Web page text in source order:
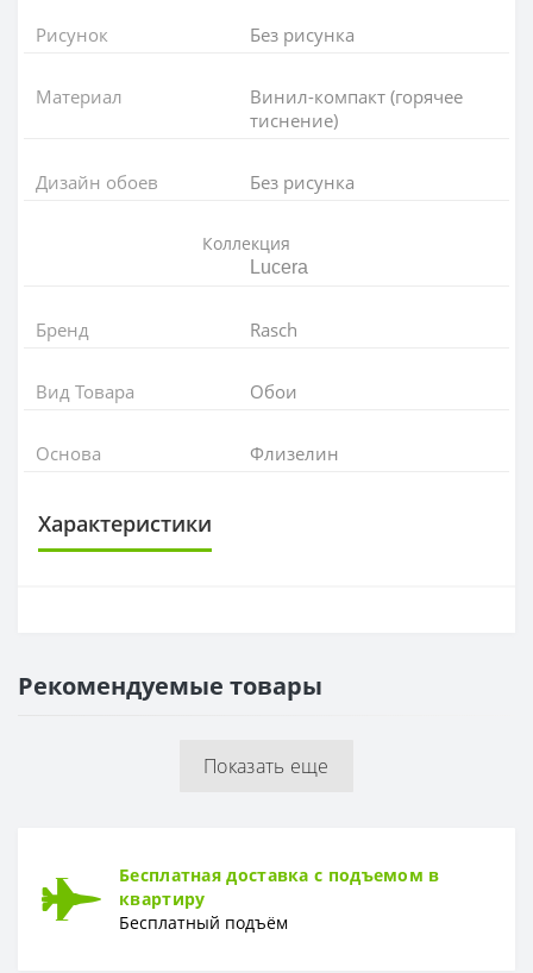
Рисунок Без рисунка
Материал
Винил-компакт (горячее
тиснение)
Дизайн обоев Без рисунка
Коллекция
Lucera
Бренд Rasch
Вид Товара Обои
Основа Флизелин
Характеристики
РАППОРТ
Тип Винил-компакт
Рекомендуемые товары
Показать еще
Бесплатная доставка с подъемом в
квартиру
Бесплатный подъём